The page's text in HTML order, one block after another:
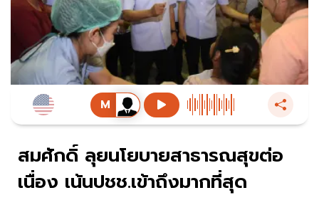
สมศักดิ์ ลุยนโยบายสาธารณสุขต่อ
เนื่อง เน้นปชช.เข้าถึงมากที่สุด